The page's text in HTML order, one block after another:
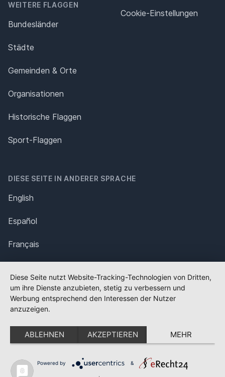
WEITERE FLAGGEN
Bundesländer
Städte
Gemeinden & Orte
Organisationen
Historische Flaggen
Sport-Flaggen
Cookie-Einstellungen
DIESE SEITE IN ANDERER SPRACHE
English
Español
Français
Polska
Português
Nederlands
Svenska
Diese Seite nutzt Website-Tracking-Technologien von Dritten,
um ihre Dienste anzubieten, stetig zu verbessern und
Werbung entsprechend den Interessen der Nutzer
anzuzeigen.
ABLEHNEN AKZEPTIEREN MEHR
Powered by &